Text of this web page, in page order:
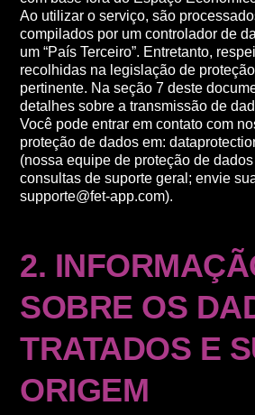
Ao utilizar o serviço, são
compilados por um controlador de
um “País Terceiro”. Entretanto,
recolhidas na legislação de
pertinente. Na seção 7 deste
detalhes sobre a transmissão de
Você pode entrar em contato com
proteção de dados em:
(nossa equipe de proteção de
consultas de suporte geral; envie
supporte@fet-app.com).
2.
SOBRE OS
TRATADOS E
ORIGEM